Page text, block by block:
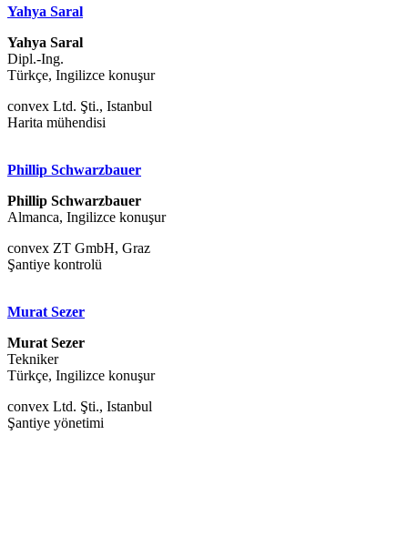
Yahya Saral
Yahya Saral
Dipl.-Ing.
Türkçe, Ingilizce konuşur
convex Ltd. Şti., Istanbul
Harita mühendisi
Phillip Schwarzbauer
Phillip Schwarzbauer
Almanca, Ingilizce konuşur
convex ZT GmbH, Graz
Şantiye kontrolü
Murat Sezer
Murat Sezer
Tekniker
Türkçe, Ingilizce konuşur
convex Ltd. Şti., Istanbul
Şantiye yönetimi